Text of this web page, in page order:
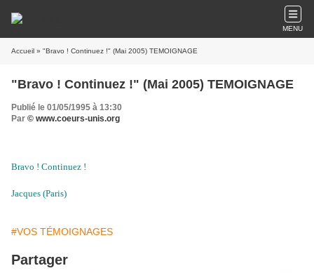
MENU
Accueil » "Bravo ! Continuez !" (Mai 2005) TEMOIGNAGE
"Bravo ! Continuez !" (Mai 2005) TEMOIGNAGE
Publié le 01/05/1995 à 13:30
Par © www.coeurs-unis.org
Bravo ! Continuez !
Jacques (Paris)
#VOS TÉMOIGNAGES
Partager